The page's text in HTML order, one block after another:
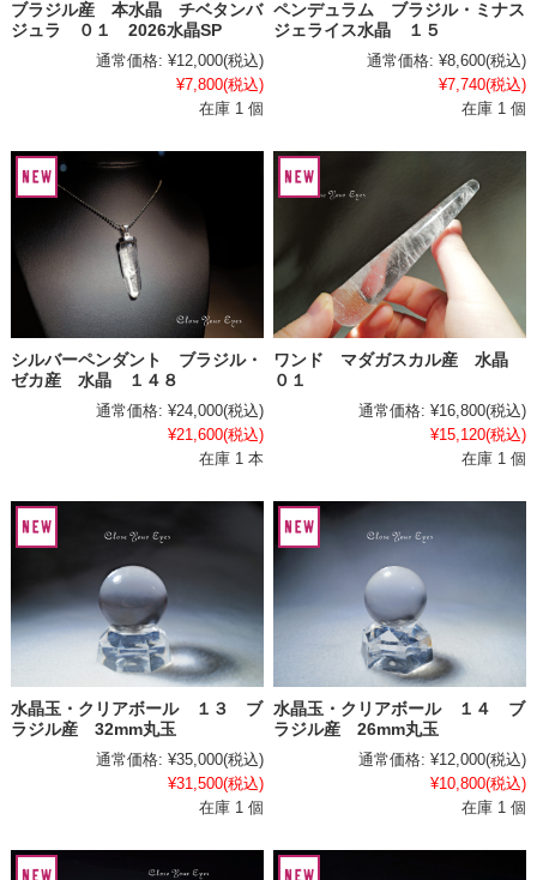
ブラジル産 本水晶 チベタンバ
ジュラ ０１ 2026水晶SP
通常価格: ¥12,000(税込)
¥7,800(税込)
在庫 1 個
ペンデュラム ブラジル・ミナス
ジェライス水晶 １５
通常価格: ¥8,600(税込)
¥7,740(税込)
在庫 1 個
シルバーペンダント ブラジル・
ゼカ産 水晶 １４８
通常価格: ¥24,000(税込)
¥21,600(税込)
在庫 1 本
ワンド マダガスカル産 水晶
０１
通常価格: ¥16,800(税込)
¥15,120(税込)
在庫 1 個
水晶玉・クリアボール １３ ブ
ラジル産 32mm丸玉
通常価格: ¥35,000(税込)
¥31,500(税込)
在庫 1 個
水晶玉・クリアボール １４ ブ
ラジル産 26mm丸玉
通常価格: ¥12,000(税込)
¥10,800(税込)
在庫 1 個